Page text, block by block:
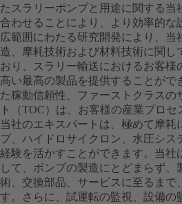
たスラリーポンプと用途に関する当
合わせることにより、より効率的な
広範囲にわたる研究開発により、当
造、摩耗技術および材料技術に関し
おり、スラリー輸送におけるお客様
高い最高の製品を提供することがで
た稼動信頼性、ファーストクラスの
ト（TOC）は、お客様の産業プロセ
当社のエキスパートは、極めて摩耗
プ、ハイドロサイクロン、水圧シス
経験を活かすことができます。当社
して、ポンプの製造にとどまらず、
術、交換部品、サービスに至るまで
す。さらに、試運転の監視、設備の